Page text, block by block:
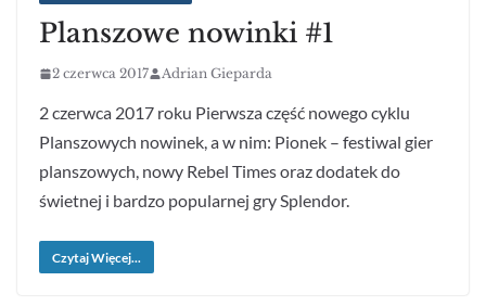
Planszowe nowinki #1
2 czerwca 2017 Adrian Gieparda
2 czerwca 2017 roku Pierwsza część nowego cyklu
Planszowych nowinek, a w nim: Pionek – festiwal gier
planszowych, nowy Rebel Times oraz dodatek do
świetnej i bardzo popularnej gry Splendor.
Czytaj Więcej...